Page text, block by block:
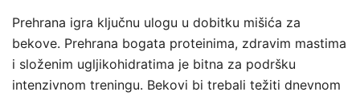
Prehrana igra ključnu ulogu u dobitku mišića za
bekove. Prehrana bogata proteinima, zdravim mastima
i složenim ugljikohidratima je bitna za podršku
intenzivnom treningu. Bekovi bi trebali težiti dnevnom